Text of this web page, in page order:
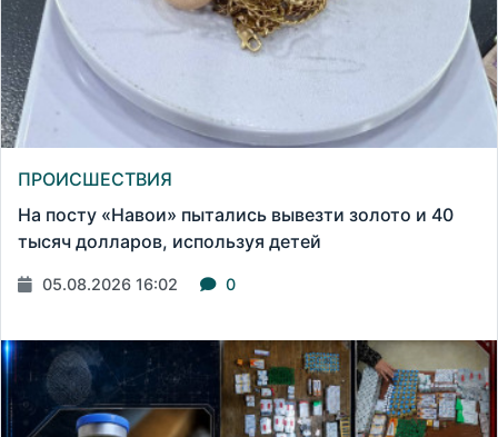
ПРОИСШЕСТВИЯ
На посту «Навои» пытались вывезти золото и 40
тысяч долларов, используя детей
05.08.2026 16:02 0